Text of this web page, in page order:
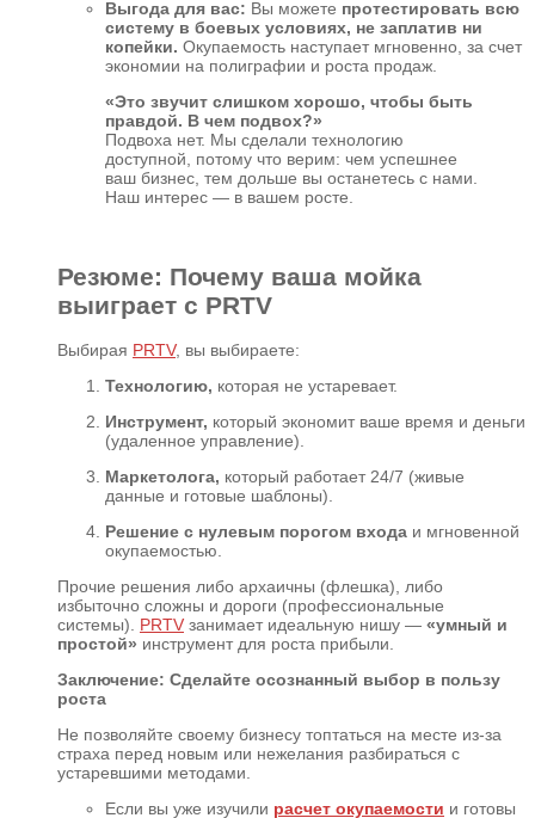
Выгода для вас: Вы можете протестировать всю
систему в боевых условиях, не заплатив ни
копейки. Окупаемость наступает мгновенно, за счет
экономии на полиграфии и роста продаж.
«Это звучит слишком хорошо, чтобы быть
правдой. В чем подвох?»
Подвоха нет. Мы сделали технологию
доступной, потому что верим: чем успешнее
ваш бизнес, тем дольше вы останетесь с нами.
Наш интерес — в вашем росте.
Резюме: Почему ваша мойка
выиграет с PRTV
Выбирая PRTV, вы выбираете:
Технологию, которая не устаревает.
Инструмент, который экономит ваше время и деньги
(удаленное управление).
Маркетолога, который работает 24/7 (живые
данные и готовые шаблоны).
Решение с нулевым порогом входа и мгновенной
окупаемостью.
Прочие решения либо архаичны (флешка), либо
избыточно сложны и дороги (профессиональные
системы). PRTV занимает идеальную нишу — «умный и
простой» инструмент для роста прибыли.
Заключение: Сделайте осознанный выбор в пользу
роста
Не позволяйте своему бизнесу топтаться на месте из-за
страха перед новым или нежелания разбираться с
устаревшими методами.
Если вы уже изучили расчет окупаемости и готовы